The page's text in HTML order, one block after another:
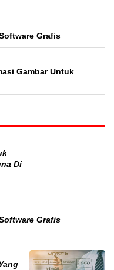
Grafis
Gambar Untuk
Di
Grafis